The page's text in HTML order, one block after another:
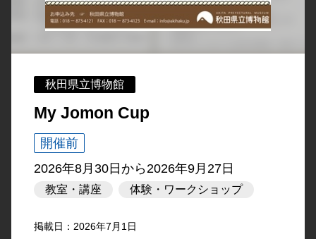
秋田県立博物館
My Jomon Cup
開催前
2026年8月30日から2026年9月27日
教室・講座 体験・ワークショップ
掲載日：2026年7月1日